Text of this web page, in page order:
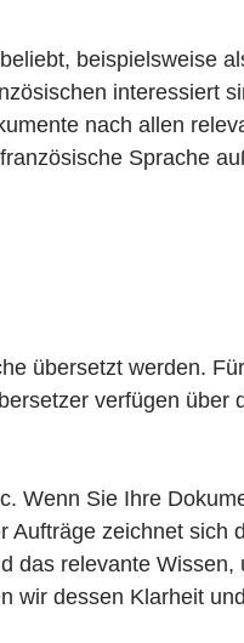
beispielsweise
interessiert
nach allen
Sprache
übersetzt werden.
verfügen über
Wenn Sie Ihre
Aufträge zeichnet sich
das relevante Wissen,
wir dessen Klarheit